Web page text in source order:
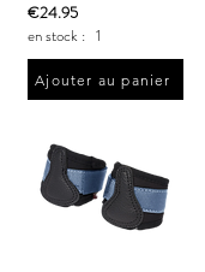
€24.95
en stock : 1
Ajouter au panier